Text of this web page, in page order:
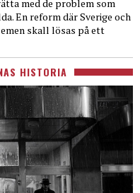
med de problem som
En reform där Sverige och
skall lösas på ett
HISTORIA